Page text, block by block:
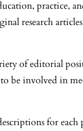
practice,
research
of editorial
be involved in
for each